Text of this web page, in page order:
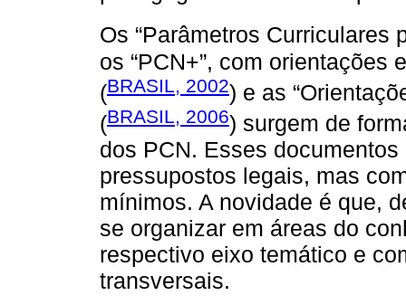
Os “Parâmetros Curriculares
os “PCN+”, com orientações
(BRASIL, 2002) e as
(BRASIL, 2006) surgem de
dos PCN. Esses
pressupostos legais, mas
mínimos. A novidade é que,
se organizar em áreas do
respectivo eixo temático e
transversais.